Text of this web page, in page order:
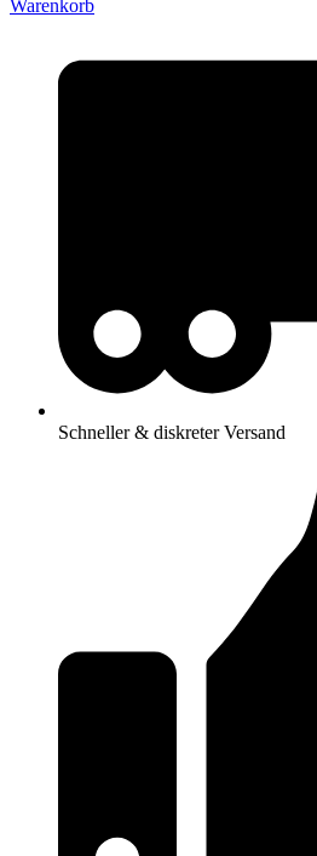
Warenkorb
Schneller & diskreter Versand